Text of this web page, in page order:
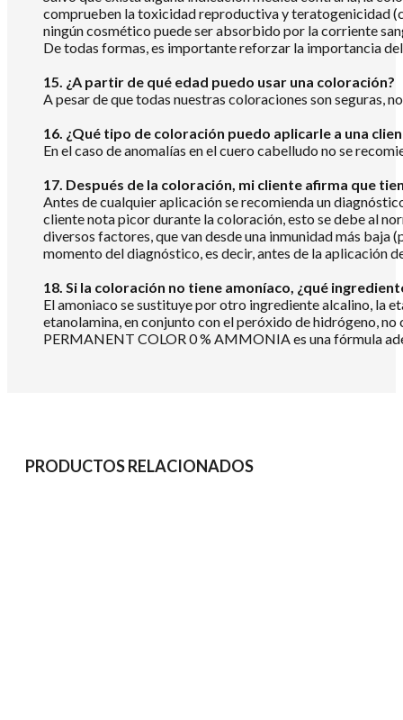
comprueben la toxicidad reproductiva y teratogenicidad
ningún cosmético puede ser absorbido por la corriente
De todas formas, es importante reforzar la importancia
15. ¿A partir de qué edad puedo usar una coloración?
A pesar de que todas nuestras coloraciones son seguras,
16. ¿Qué tipo de coloración puedo aplicarle a una
En el caso de anomalías en el cuero cabelludo no se
17. Después de la coloración, mi cliente afirma que
Antes de cualquier aplicación se recomienda un
cliente nota picor durante la coloración, esto se debe al
diversos factores, que van desde una inmunidad más baja
momento del diagnóstico, es decir, antes de la aplicación
18. Si la coloración no tiene amoníaco, ¿qué
El amoniaco se sustituye por otro ingrediente alcalino, la
etanolamina, en conjunto con el peróxido de hidrógeno,
PERMANENT COLOR 0 % AMMONIA es una fórmula
PRODUCTOS RELACIONADOS